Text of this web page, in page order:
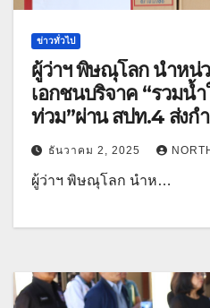
ข่าวทั่วไป
ผู้ว่าฯ พิษณุโลก นำหน่
เอกชนบริจาค “รวมน้
ท่วม”ผ่าน สปท.4 ส่งก
ธันวาคม 2, 2025
ผู้ว่าฯ พิษณุโลก นำห…